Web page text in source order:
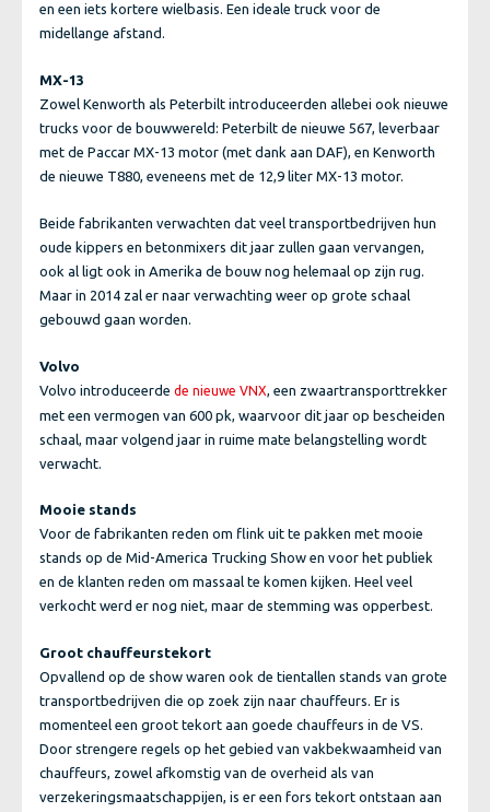
en een iets kortere wielbasis. Een ideale truck voor de
midellange afstand.
MX-13
Zowel Kenworth als Peterbilt introduceerden allebei ook nieuwe
trucks voor de bouwwereld: Peterbilt de nieuwe 567, leverbaar
met de Paccar MX-13 motor (met dank aan DAF), en Kenworth
de nieuwe T880, eveneens met de 12,9 liter MX-13 motor.
Beide fabrikanten verwachten dat veel transportbedrijven hun
oude kippers en betonmixers dit jaar zullen gaan vervangen,
ook al ligt ook in Amerika de bouw nog helemaal op zijn rug.
Maar in 2014 zal er naar verwachting weer op grote schaal
gebouwd gaan worden.
Volvo
Volvo introduceerde de nieuwe VNX , een zwaartransporttrekker
met een vermogen van 600 pk, waarvoor dit jaar op bescheiden
schaal, maar volgend jaar in ruime mate belangstelling wordt
verwacht.
Mooie stands
Voor de fabrikanten reden om flink uit te pakken met mooie
stands op de Mid-America Trucking Show en voor het publiek
en de klanten reden om massaal te komen kijken. Heel veel
verkocht werd er nog niet, maar de stemming was opperbest.
Groot chauffeurstekort
Opvallend op de show waren ook de tientallen stands van grote
transportbedrijven die op zoek zijn naar chauffeurs. Er is
momenteel een groot tekort aan goede chauffeurs in de VS.
Door strengere regels op het gebied van vakbekwaamheid van
chauffeurs, zowel afkomstig van de overheid als van
verzekeringsmaatschappijen, is er een fors tekort ontstaan aan